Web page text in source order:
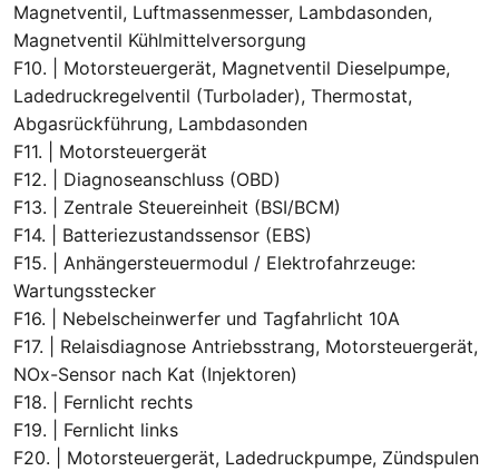
Magnetventil, Luftmassenmesser, Lambdasonden,
Magnetventil Kühlmittelversorgung
F10. | Motorsteuergerät, Magnetventil Dieselpumpe,
Ladedruckregelventil (Turbolader), Thermostat,
Abgasrückführung, Lambdasonden
F11. | Motorsteuergerät
F12. | Diagnoseanschluss (OBD)
F13. | Zentrale Steuereinheit (BSI/BCM)
F14. | Batteriezustandssensor (EBS)
F15. | Anhängersteuermodul / Elektrofahrzeuge:
Wartungsstecker
F16. | Nebelscheinwerfer und Tagfahrlicht 10A
F17. | Relaisdiagnose Antriebsstrang, Motorsteuergerät,
NOx-Sensor nach Kat (Injektoren)
F18. | Fernlicht rechts
F19. | Fernlicht links
F20. | Motorsteuergerät, Ladedruckpumpe, Zündspulen